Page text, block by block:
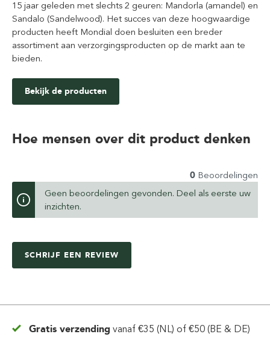
15 jaar geleden met slechts 2 geuren: Mandorla (amandel) en
Sandalo (Sandelwood). Het succes van deze hoogwaardige
producten heeft Mondial doen besluiten een breder
assortiment aan verzorgingsproducten op de markt aan te
bieden.
Bekijk de producten
Hoe mensen over dit product denken
0 Beoordelingen
Geen beoordelingen gevonden. Deel als eerste uw
inzichten.
SCHRIJF EEN REVIEW
Gratis verzending vanaf €35 (NL) of €50 (BE & DE)